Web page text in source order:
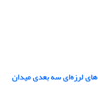
لرزه‌ای سه بعدی میدان